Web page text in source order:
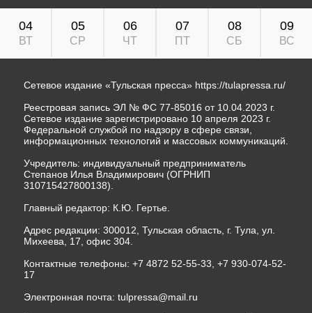
04
ВТ
05
СР
06
ЧТ
07
ПТ
08
СБ
09
ВС
Сетевое издание «Тульская пресса» https://tulapressa.ru/
Реестровая запись ЭЛ № ФС 77-85016 от 10.04.2023 г.
Сетевое издание зарегистрировано 10 апреля 2023 г.
Федеральной службой по надзору в сфере связи,
информационных технологий и массовых коммуникаций.
Учредитель: индивидуальный предприниматель
Степанов Илья Владимирович (ОГРНИП
310715427800138).
Главный редактор: К.Ю. Гертье.
Адрес редакции: 300012, Тульская область, г. Тула, ул.
Михеева, 17, офис 304.
Контактные телефоны: +7 4872 52-55-33, +7 930-074-52-
17
Электронная почта: tulpressa@mail.ru